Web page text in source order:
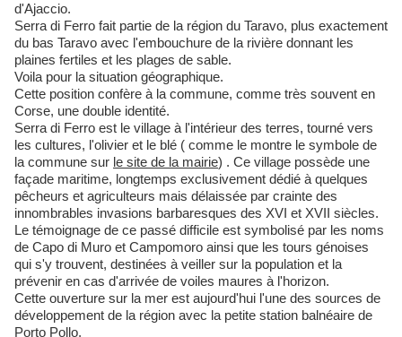
d'Ajaccio.
Serra di Ferro fait partie de la région du Taravo, plus exactement
du bas Taravo avec l'embouchure de la rivière donnant les
plaines fertiles et les plages de sable.
Voila pour la situation géographique.
Cette position confère à la commune, comme très souvent en
Corse, une double identité.
Serra di Ferro est le village à l'intérieur des terres, tourné vers
les cultures, l'olivier et le blé ( comme le montre le symbole de
la commune sur le site de la mairie) . Ce village possède une
façade maritime, longtemps exclusivement dédié à quelques
pêcheurs et agriculteurs mais délaissée par crainte des
innombrables invasions barbaresques des XVI et XVII siècles.
Le témoignage de ce passé difficile est symbolisé par les noms
de Capo di Muro et Campomoro ainsi que les tours génoises
qui s'y trouvent, destinées à veiller sur la population et la
prévenir en cas d'arrivée de voiles maures à l'horizon.
Cette ouverture sur la mer est aujourd'hui l'une des sources de
développement de la région avec la petite station balnéaire de
Porto Pollo.